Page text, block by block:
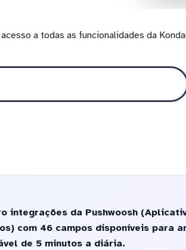
acesso a todas as funcionalidades da
integrações da Pushwoosh
com 46 campos disponíveis para
de 5 minutos a diária.